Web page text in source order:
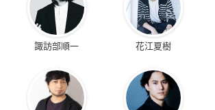
諏訪部順一 花江夏樹